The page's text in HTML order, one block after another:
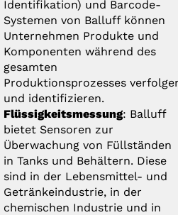
Identifikation) und Barcode-
Systemen von Balluff können
Unternehmen Produkte und
Komponenten während des
gesamten
Produktionsprozesses
und identifizieren.
Flüssigkeitsmessung: Balluff
bietet Sensoren zur
Überwachung von Füllständen
in Tanks und Behältern. Diese
sind in der Lebensmittel- und
Getränkeindustrie, in der
chemischen Industrie und in